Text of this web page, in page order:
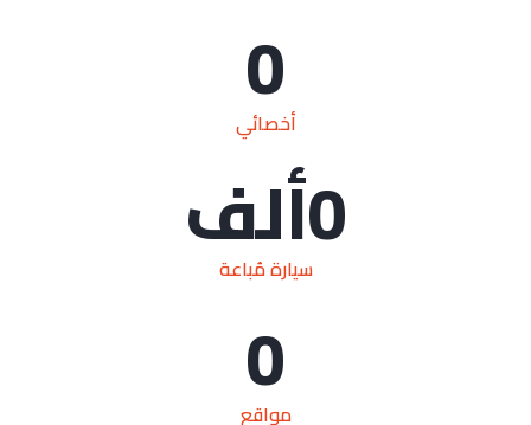
أخصائي
0
سيارة مُباعة0ألف
مواقع
0